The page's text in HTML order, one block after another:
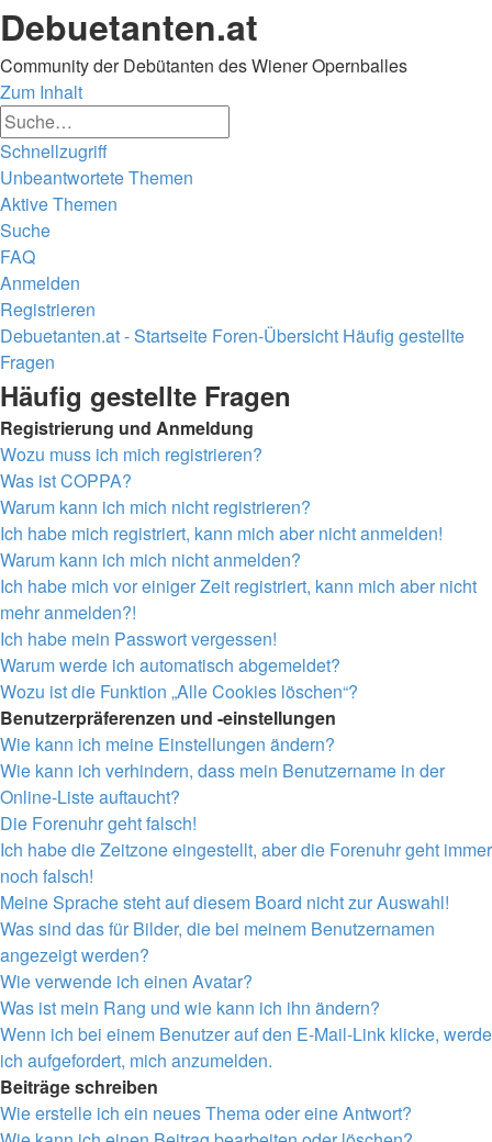
Debuetanten.at
Community der Debütanten des Wiener Opernballes
Zum Inhalt
Schnellzugriff
Unbeantwortete Themen
Aktive Themen
Suche
FAQ
Anmelden
Registrieren
Debuetanten.at - Startseite Foren-Übersicht Häufig gestellte
Fragen
Suche
Häufig gestellte Fragen
Registrierung und Anmeldung
Wozu muss ich mich registrieren?
Was ist COPPA?
Warum kann ich mich nicht registrieren?
Ich habe mich registriert, kann mich aber nicht anmelden!
Warum kann ich mich nicht anmelden?
Ich habe mich vor einiger Zeit registriert, kann mich aber nicht
mehr anmelden?!
Ich habe mein Passwort vergessen!
Warum werde ich automatisch abgemeldet?
Wozu ist die Funktion „Alle Cookies löschen“?
Benutzerpräferenzen und -einstellungen
Wie kann ich meine Einstellungen ändern?
Wie kann ich verhindern, dass mein Benutzername in der
Online-Liste auftaucht?
Die Forenuhr geht falsch!
Ich habe die Zeitzone eingestellt, aber die Forenuhr geht immer
noch falsch!
Meine Sprache steht auf diesem Board nicht zur Auswahl!
Was sind das für Bilder, die bei meinem Benutzernamen
angezeigt werden?
Wie verwende ich einen Avatar?
Was ist mein Rang und wie kann ich ihn ändern?
Wenn ich bei einem Benutzer auf den E-Mail-Link klicke, werde
ich aufgefordert, mich anzumelden.
Beiträge schreiben
Wie erstelle ich ein neues Thema oder eine Antwort?